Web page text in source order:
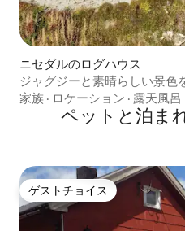
ニセダルのログハウス
ジャグジーと素晴らしい景色
家族 · ロケーション · 露天風
ペットと泊ま
ゲストチョイス
ゲストチョイス